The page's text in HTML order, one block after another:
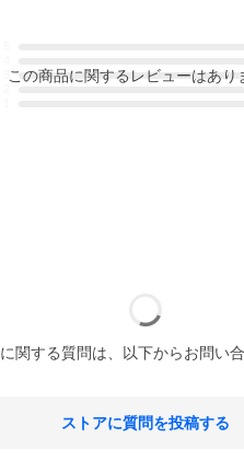
この商品に関するレビューはあり
に関する質問は、以下からお問い
ストアに質問を投稿する